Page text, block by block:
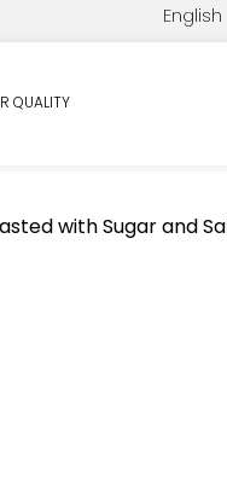
English
QUALITY
/ CHIPS DE COCO